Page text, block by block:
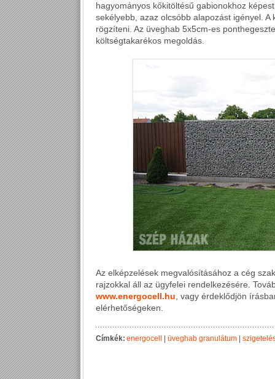
hagyományos kőkitöltésű gabionokhoz
sekélyebb, azaz olcsóbb alapozást igényel.
rögzíteni. Az üveghab 5x5cm-es
költségtakarékos megoldás.
Az elképzelések megvalósításához a cég
rajzokkal áll az ügyfelei rendelkezésére.
www.energocell.hu, vagy érdeklődjön
elérhetőségeken.
Címkék:energocell üveghab granulátum